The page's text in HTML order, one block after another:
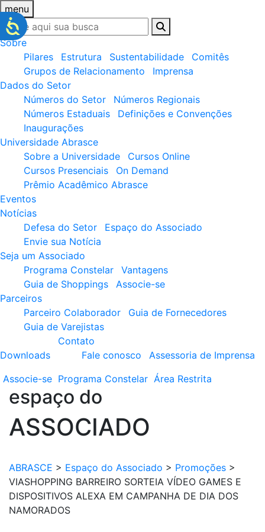
menu
Sobre
Pilares
Estrutura Sustentabilidade
Comitês
Grupos de Relacionamento
Imprensa
Dados do Setor
Números do Setor
Números Regionais
Números Estaduais
Definições e Convenções
Inaugurações
Universidade Abrasce
Sobre a Universidade
Cursos Online
Cursos Presenciais
On Demand
Prêmio Acadêmico Abrasce
Eventos
Notícias
Defesa do Setor
Espaço do Associado
Envie sua Notícia
Seja um Associado
Programa Constelar
Vantagens
Guia de Shoppings
Associe-se
Parceiros
Parceiro Colaborador
Guia de Fornecedores
Guia de Varejistas
Downloads
Contato
Fale conosco
Assessoria de Imprensa
Associe-se Programa Constelar Área Restrita
espaço do
ASSOCIADO
ABRASCE > Espaço do Associado > Promoções >
VIASHOPPING BARREIRO SORTEIA VÍDEO GAMES E
DISPOSITIVOS ALEXA EM CAMPANHA DE DIA DOS
NAMORADOS